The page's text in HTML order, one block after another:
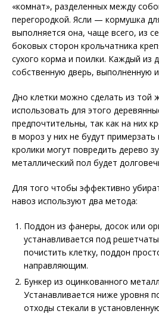
«комнат», разделенных между
перегородкой. Ясли — кормушка
выполняется она, чаще всего, из
боковых сторон крольчатника
сухого корма и поилки. Каждый из
собственную дверь, выполненную
Дно клетки можно сделать из той
использовать для этого
предпочтительны, так как на них
в мороз у них не будут
кролики могут повредить дерево
металлический пол будет
Для того чтобы эффективно
навоз используют два метода:
Поддон из фанеры, досок или
устанавливается под
почистить клетку, поддон
направляющим.
Бункер из оцинкованного
Устанавливается ниже уровня
отходы стекали в